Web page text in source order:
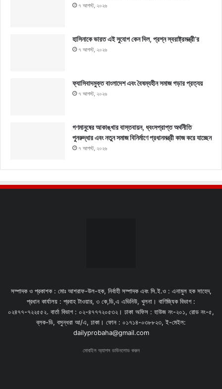
৭ আগস্ট, ২০২৬
হাসিনাকে ভারত এই সুযোগ কেন দিল, প্রশ্ন স্বরাষ্ট্রমন্ত্রী’র
৭ আগস্ট, ২০২৬
ফ্যাসিবাদমুক্ত বাংলাদেশ এবং বৈষম্যহীন সমাজ গড়ার প্রত্যয়
৭ আগস্ট, ২০২৬
গণমানুষের আকাঙ্খার বাস্তবায়ন, ধ্বংসপ্রাপ্ত অর্থনীতি
পুনরুদ্ধার এবং নতুন সমাজ বিনির্মাণে প্রধানমন্ত্রী কাজ করে যাচ্ছেন
৭ আগস্ট, ২০২৬
সম্পাদক ও প্রকাশক : মোঃ আশরাফ-উল-হক, নির্বাহী সম্পাদক এবং সি.ই.ও : এনামুল হক সাহেদ,
প্রধান কার্যালয় : প্রবাহ টাওয়ার, ৩ কে,ডি,এ এভিনিউ, খুলনা। বাণিজ্যিক বিভাগ :
০২৪৭৭-৭২২৫৫২. বার্তা বিভাগ : ০২-৪৭৭৭২০৫৩২। ঢাকা অফিস : হাউজ নং-২০১, রোড নং-৫,
ব্লক-ডি, বসুন্ধরা আ/এ, ঢাকা। ফোন : ০১৭১৪-০৩৮৮২৩, ই-মেইল:
dailyprobaha@gmail.com
মোবাইল অ্যাপস ডাউনলোড করুন